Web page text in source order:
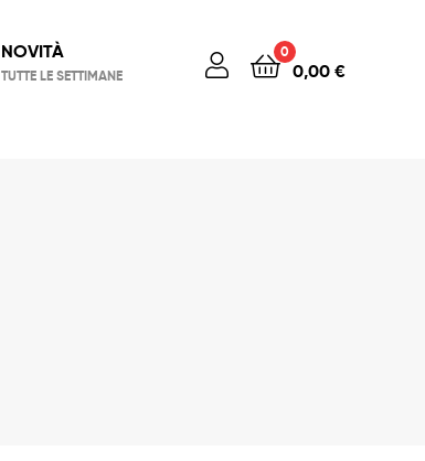
NOVITÀ
TUTTE LE SETTIMANE
0
0,00 €